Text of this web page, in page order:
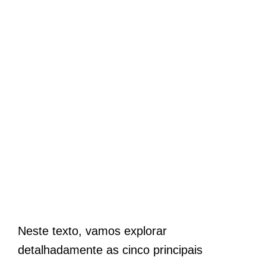
Neste texto, vamos explorar
detalhadamente as cinco principais